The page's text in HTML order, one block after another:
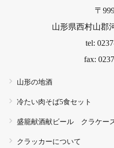
〒
山形県西村山郡
tel:
fax:
山形の地酒
冷たい肉そば5食セット
盛籠献酒献ビール クラケー
クラッカーについて